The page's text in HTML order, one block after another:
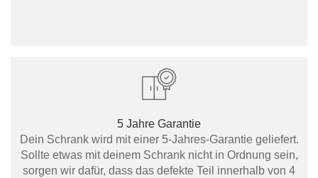
5 Jahre Garantie
Dein Schrank wird mit einer 5-Jahres-Garantie geliefert.
Sollte etwas mit deinem Schrank nicht in Ordnung sein,
sorgen wir dafür, dass das defekte Teil innerhalb von 4